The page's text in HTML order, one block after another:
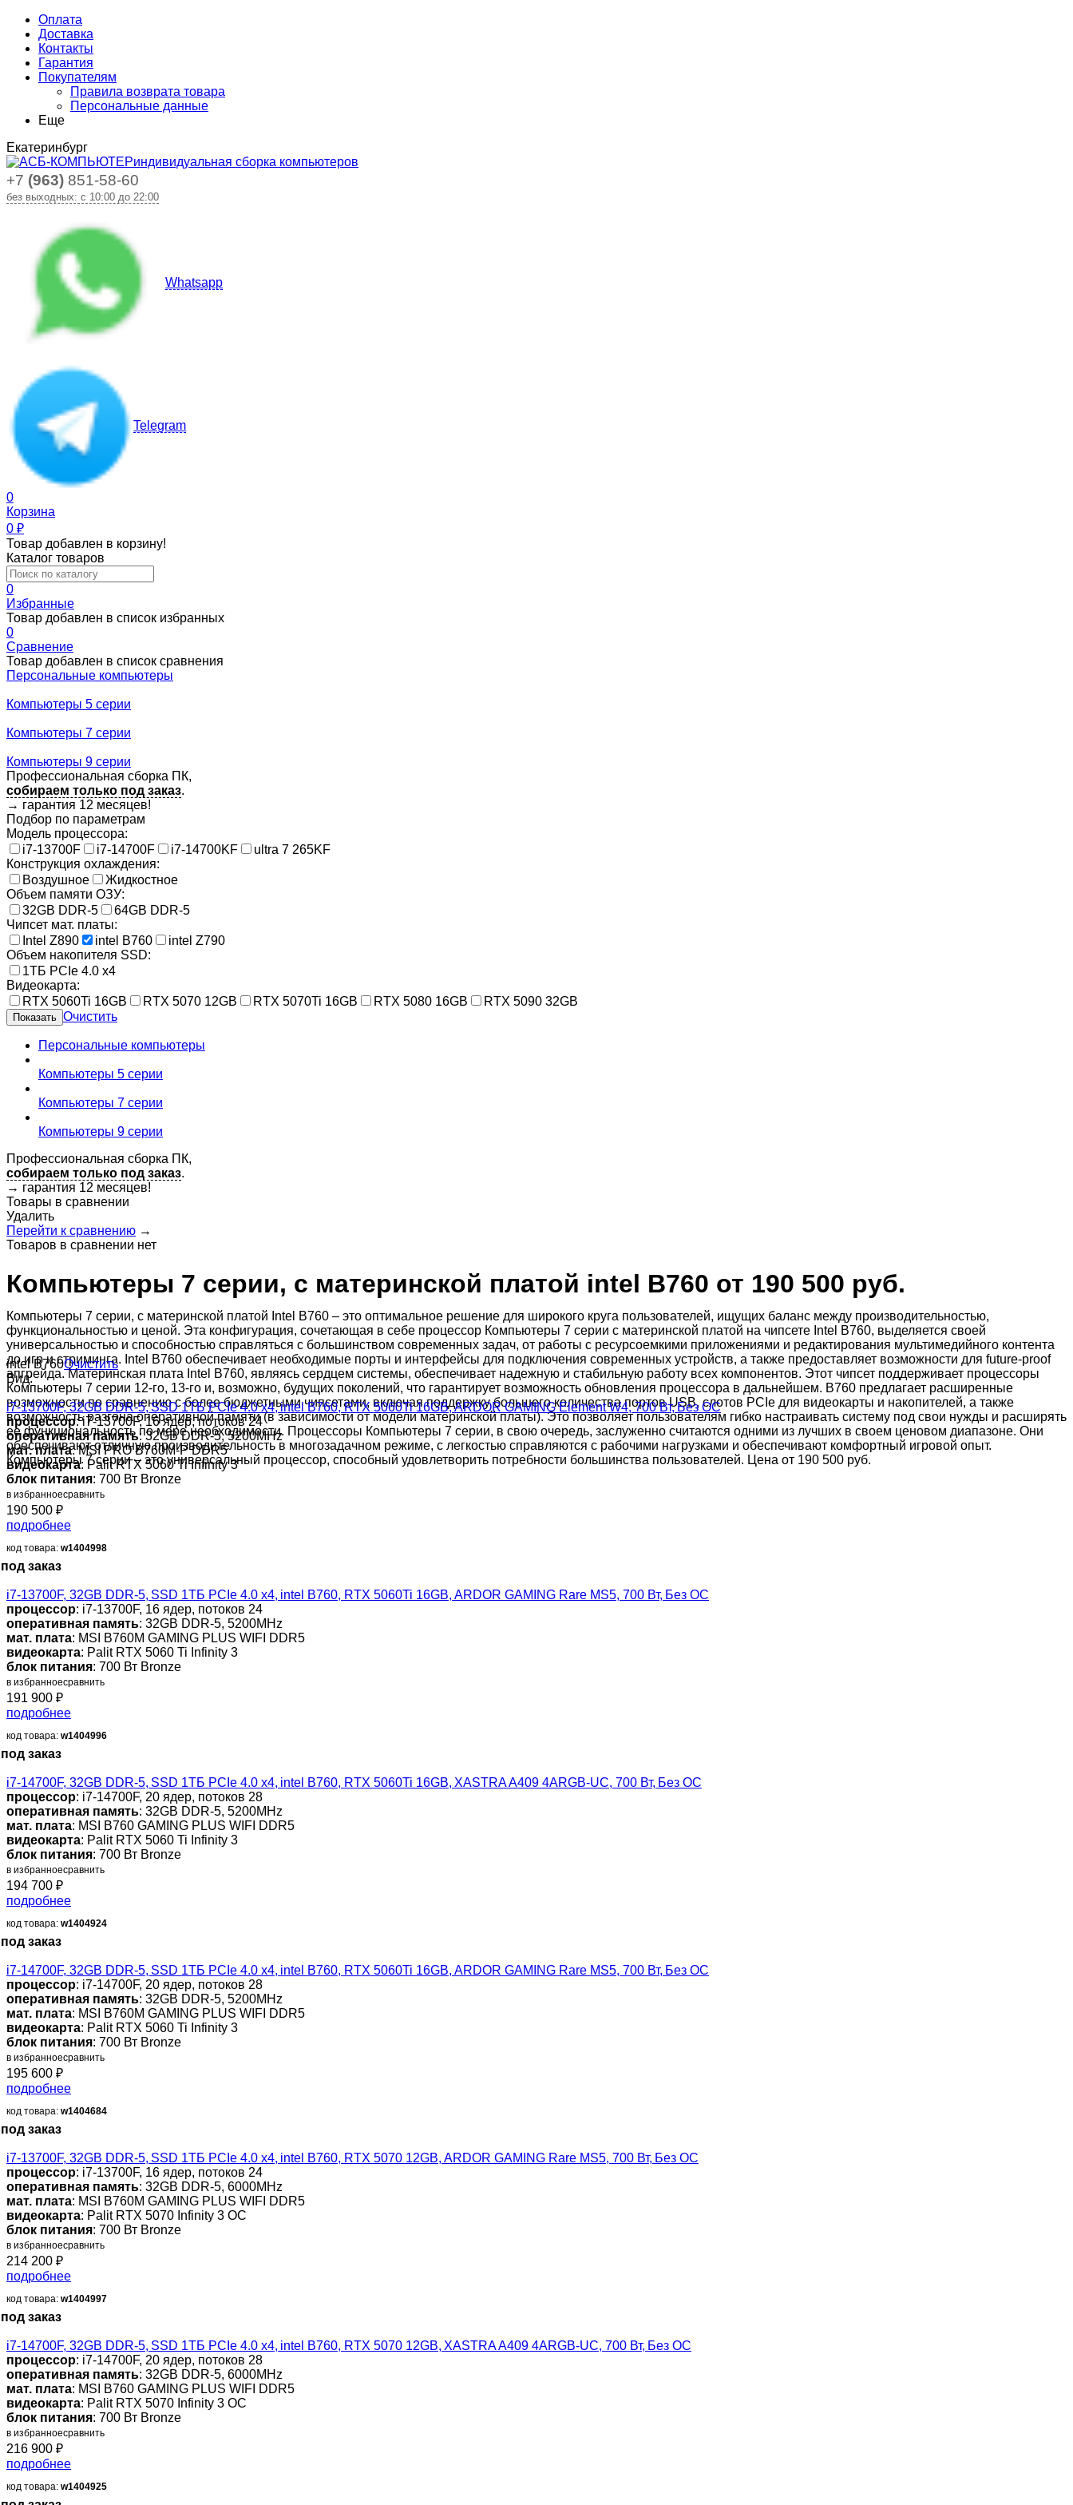
Оплата
Доставка
Контакты
Гарантия
Покупателям
Правила возврата товара
Персональные данные
Еще
Екатеринбург
индивидуальная сборка компьютеров
+7 (963) 851-58-60
без выходных: с 10:00 до 22:00
Whatsapp
Telegram
0
Корзина
0 ₽
Товар добавлен в корзину!
Каталог товаров
0
Избранные
Товар добавлен в список избранных
0
Сравнение
Товар добавлен в список сравнения
Персональные компьютеры
Компьютеры 5 серии
Компьютеры 7 серии
Компьютеры 9 серии
Профессиональная сборка ПК,
собираем только под заказ.
→ гарантия 12 месяцев!
Подбор по параметрам
Модель процессора:
i7-13700F
i7-14700F i7-14700KF
ultra 7 265KF
Конструкция охлаждения:
Воздушное
Жидкостное
Объем памяти ОЗУ:
32GB DDR-5
64GB DDR-5
Чипсет мат. платы:
Intel Z890
intel B760
intel Z790
Объем накопителя SSD:
1ТБ PCIe 4.0 x4
Видеокарта:
RTX 5060Ti 16GB
RTX 5070 12GB RTX 5070Ti 16GB RTX 5080 16GB
RTX 5090 32GB
Очистить
Персональные компьютеры
Компьютеры 5 серии
Компьютеры 7 серии
Компьютеры 9 серии
Профессиональная сборка ПК,
собираем только под заказ.
→ гарантия 12 месяцев!
Товары в сравнении
Удалить
Перейти к сравнению →
Товаров в сравнении нет
Компьютеры 7 серии, с материнской платой intel B760 от 190 500 руб.
Компьютеры 7 серии, с материнской платой Intel B760 – это оптимальное решение для широкого круга пользователей, ищущих баланс между производительностью,
функциональностью и ценой. Эта конфигурация, сочетающая в себе процессор Компьютеры 7 серии с материнской платой на чипсете Intel B760, выделяется своей
универсальностью и способностью справляться с большинством современных задач, от работы с ресурсоемкими приложениями и редактирования мультимедийного контента
до игр и стриминга. Intel B760 обеспечивает необходимые порты и интерфейсы для подключения современных устройств, а также предоставляет возможности для future-proof
апгрейда. Материнская плата Intel B760, являясь сердцем системы, обеспечивает надежную и стабильную работу всех компонентов. Этот чипсет поддерживает процессоры
Компьютеры 7 серии 12-го, 13-го и, возможно, будущих поколений, что гарантирует возможность обновления процессора в дальнейшем. B760 предлагает расширенные
возможности по сравнению с более бюджетными чипсетами, включая поддержку большего количества портов USB, слотов PCIe для видеокарты и накопителей, а также
возможность разгона оперативной памяти (в зависимости от модели материнской платы). Это позволяет пользователям гибко настраивать систему под свои нужды и расширять
ее функциональность по мере необходимости. Процессоры Компьютеры 7 серии, в свою очередь, заслуженно считаются одними из лучших в своем ценовом диапазоне. Они
обеспечивают отличную производительность в многозадачном режиме, с легкостью справляются с рабочими нагрузками и обеспечивают комфортный игровой опыт.
Компьютеры 7 серии – это универсальный процессор, способный удовлетворить потребности большинства пользователей. Цена от 190 500 руб.
intel B760Очистить
Вид:
i7-13700F, 32GB DDR-5, SSD 1ТБ PCIe 4.0 x4, intel B760, RTX 5060Ti 16GB, ARDOR GAMING Element W4, 700 Вт, Без ОС
процессор: i7-13700F, 16 ядер, потоков 24
оперативная память: 32GB DDR-5, 5200MHz
мат. плата: MSI PRO B760M-P DDR5
видеокарта: Palit RTX 5060 Ti Infinity 3
блок питания: 700 Вт Bronze
в избранноесравнить
190 500 ₽
подробнее
код товара: w1404998
под заказ
i7-13700F, 32GB DDR-5, SSD 1ТБ PCIe 4.0 x4, intel B760, RTX 5060Ti 16GB, ARDOR GAMING Rare MS5, 700 Вт, Без ОС
процессор: i7-13700F, 16 ядер, потоков 24
оперативная память: 32GB DDR-5, 5200MHz
мат. плата: MSI B760M GAMING PLUS WIFI DDR5
видеокарта: Palit RTX 5060 Ti Infinity 3
блок питания: 700 Вт Bronze
в избранноесравнить
191 900 ₽
подробнее
код товара: w1404996
под заказ
i7-14700F, 32GB DDR-5, SSD 1ТБ PCIe 4.0 x4, intel B760, RTX 5060Ti 16GB, XASTRA A409 4ARGB-UC, 700 Вт, Без ОС
процессор: i7-14700F, 20 ядер, потоков 28
оперативная память: 32GB DDR-5, 5200MHz
мат. плата: MSI B760 GAMING PLUS WIFI DDR5
видеокарта: Palit RTX 5060 Ti Infinity 3
блок питания: 700 Вт Bronze
в избранноесравнить
194 700 ₽
подробнее
код товара: w1404924
под заказ
i7-14700F, 32GB DDR-5, SSD 1ТБ PCIe 4.0 x4, intel B760, RTX 5060Ti 16GB, ARDOR GAMING Rare MS5, 700 Вт, Без ОС
процессор: i7-14700F, 20 ядер, потоков 28
оперативная память: 32GB DDR-5, 5200MHz
мат. плата: MSI B760M GAMING PLUS WIFI DDR5
видеокарта: Palit RTX 5060 Ti Infinity 3
блок питания: 700 Вт Bronze
в избранноесравнить
195 600 ₽
подробнее
код товара: w1404684
под заказ
i7-13700F, 32GB DDR-5, SSD 1ТБ PCIe 4.0 x4, intel B760, RTX 5070 12GB, ARDOR GAMING Rare MS5, 700 Вт, Без ОС
процессор: i7-13700F, 16 ядер, потоков 24
оперативная память: 32GB DDR-5, 6000MHz
мат. плата: MSI B760M GAMING PLUS WIFI DDR5
видеокарта: Palit RTX 5070 Infinity 3 OC
блок питания: 700 Вт Bronze
в избранноесравнить
214 200 ₽
подробнее
код товара: w1404997
под заказ
i7-14700F, 32GB DDR-5, SSD 1ТБ PCIe 4.0 x4, intel B760, RTX 5070 12GB, XASTRA A409 4ARGB-UC, 700 Вт, Без ОС
процессор: i7-14700F, 20 ядер, потоков 28
оперативная память: 32GB DDR-5, 6000MHz
мат. плата: MSI B760 GAMING PLUS WIFI DDR5
видеокарта: Palit RTX 5070 Infinity 3 OC
блок питания: 700 Вт Bronze
в избранноесравнить
216 900 ₽
подробнее
код товара: w1404925